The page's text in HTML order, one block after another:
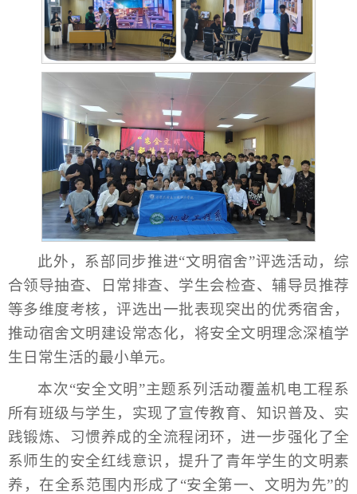
此外，系部同步推进“文明宿舍”评选活动，综
合领导抽查、日常排查、学生会检查、辅导员推荐
等多维度考核，评选出一批表现突出的优秀宿舍，
推动宿舍文明建设常态化，将安全文明理念深植学
生日常生活的最小单元。
本次“安全文明”主题系列活动覆盖机电工程系
所有班级与学生，实现了宣传教育、知识普及、实
践锻炼、习惯养成的全流程闭环，进一步强化了全
系师生的安全红线意识，提升了青年学生的文明素
养，在全系范围内形成了“安全第一、文明为先”的